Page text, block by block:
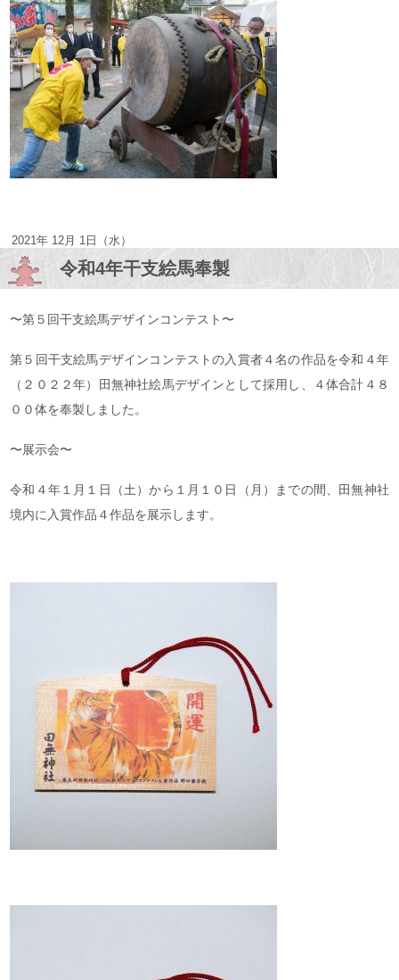
2021年 12月 1日（水）
令和4年干支絵馬奉製
〜第５回干支絵馬デザインコンテスト〜
第５回干支絵馬デザインコンテストの入賞者４名の作品を令和４年
（２０２２年）田無神社絵馬デザインとして採用し、４体合計４８
００体を奉製しました。
〜展示会〜
令和４年１月１日（土）から１月１０日（月）までの間、田無神社
境内に入賞作品４作品を展示します。